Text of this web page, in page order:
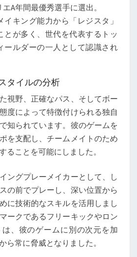
A年間最優秀選手に選出。
イキング能力から「レジスタ」
とが多く、世代を代表するトッ
ールダーの一人として認識され
タイルの分析
視野、正確なパス、そしてボー
度によって特徴付けられる独自
知られています。彼のゲームを
を支配し、チームメイトのため
ることを可能にしました。
ングプレーメイカーとして、し
の前でプレーし、深い位置から
に技術的なスキルを活用しまし
ークであるフリーキックやロン
、彼のゲームに別の次元を加
ら常に脅威となりました。